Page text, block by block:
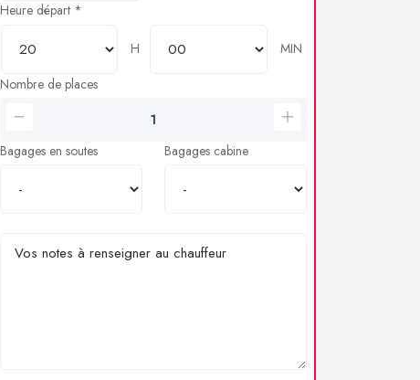
Heure départ *
H
MIN
Nombre de places
Bagages en soutes Bagages cabine